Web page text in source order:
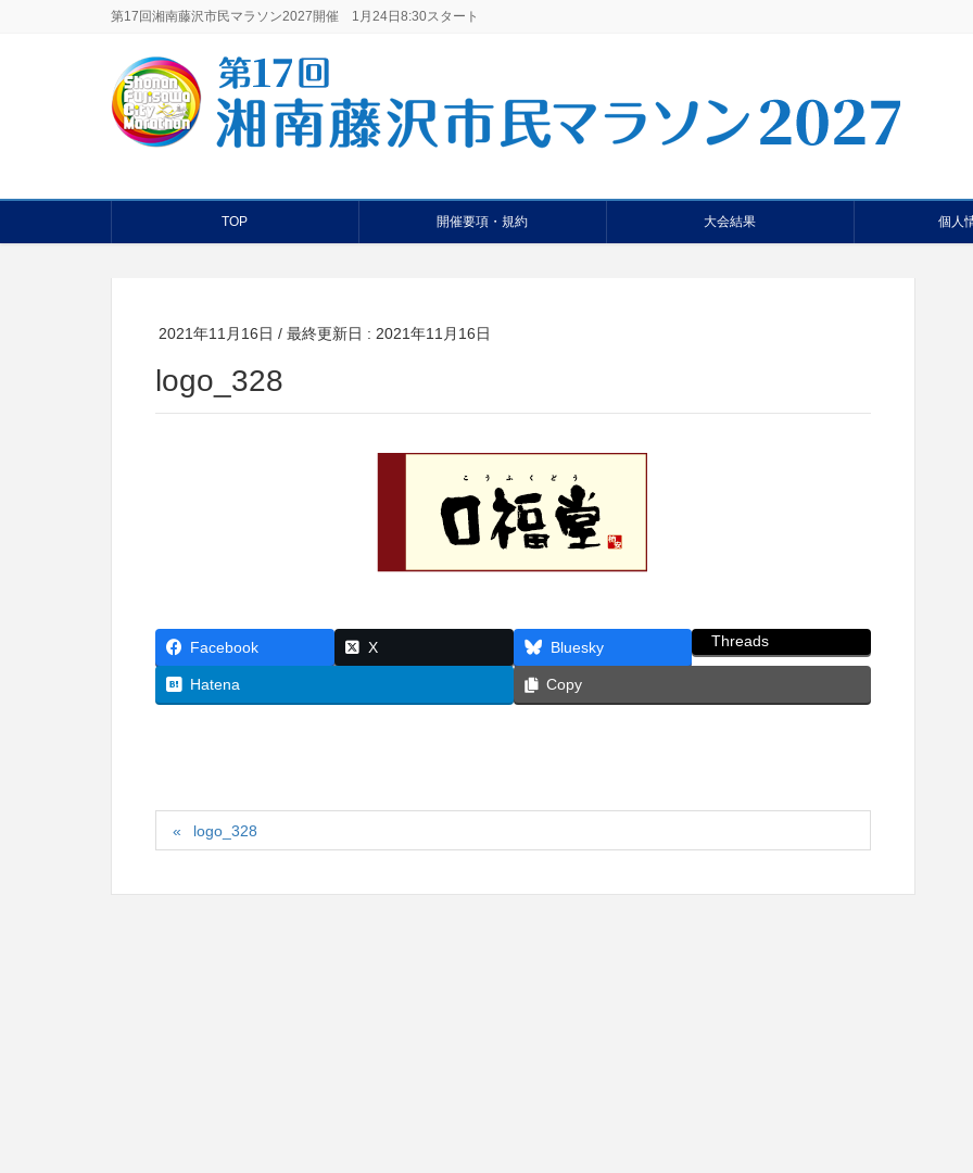
第17回湘南藤沢市民マラソン2027開催 1月24日8:30スタート
TOP 開催要項・規約 大会結果 個人
2021年11月16日 / 最終更新日 : 2021年11月16日
logo_328
Facebook X Bluesky Threads
Hatena Copy
logo_328